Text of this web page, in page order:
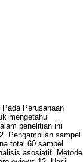
Perusahaan
mengetahui
penelitian ini
Pengambilan sampel
total 60 sampel
asosiatif. Metode